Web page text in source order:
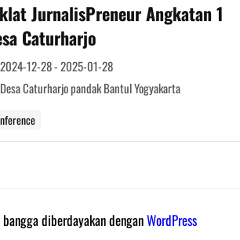
JurnalisPreneur Angkatan 1
Caturharjo
2024-12-28 - 2025-01-28
Desa Caturharjo pandak Bantul Yogyakarta
diberdayakan denganWordPress